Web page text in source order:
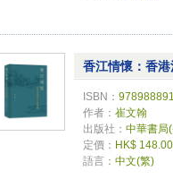
香江情懷：香
ISBN：
作者： 崔文翰
出版社： 中華書局
定價： HK$ 148.00
語言： 中文(繁)